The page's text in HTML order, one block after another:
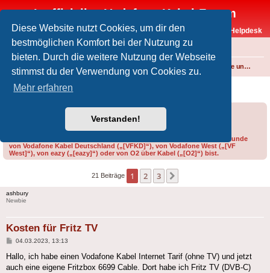
Diese Website nutzt Cookies, um dir den
bestmöglichen Komfort bei der Nutzung zu
bieten. Durch die weitere Nutzung der Webseite
stimmst du der Verwendung von Cookies zu.
Mehr erfahren
Verstanden!
Inoffizielles Vodafone-Kabel-Forum
Vodafone-Kabel-Helpdesk
FAQ
Foren-Übersicht Internet und Telefon über Kabel Produkte, Verträge und Allgemeines
Kosten für Fritz TV
Bitte gib bei der Erstellung eines Threads im Feld „Präfix“ an, ob du Kunde
von Vodafone Kabel Deutschland („[VFKD]“), von Vodafone West („[VF
West]“), von eazy („[eazy]“) oder von O2 über Kabel („[O2]“) bist.
21 Beiträge 1 2 3
ashbury
Newbie
Kosten für Fritz TV
Beitrag
04.03.2023, 13:13
Hallo, ich habe einen Vodafone Kabel Internet Tarif (ohne TV) und jetzt
auch eine eigene Fritzbox 6699 Cable. Dort habe ich Fritz TV (DVB-C)